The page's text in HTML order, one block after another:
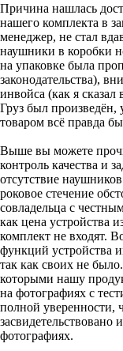
Причина нашлась
нашего комплекта в
менеджер, не стал
наушники в коробки
на упаковке была
законодательства),
инвойса (как я
Груз был произведён,
товаром всё правда
Выше вы можете
контроль качества и
отсутствие
роковое стечение
совладельца с
как цена устройства
комплект не входят.
функций устройства
так как своих не
которыми нашу
на фотографиях с
полной уверенности,
фотографиях.